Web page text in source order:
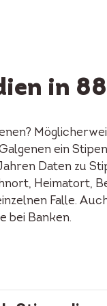
in
ein
Daten zu
Heimatort,
Falle.
bei Banken.